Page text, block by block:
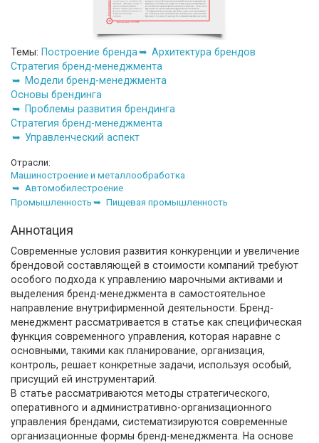
Темы: Построение бренда
Архитектура брендов
Стратегия бренд-менеджмента
Модели бренд-менеджмента
Основы брендинга
Проблемы развития брендинга
Стратегия бренд-менеджмента
Управленческий аспект
Отрасли:
Машиностроение и металлообработка
Автомобилестроение
Промышленность
Пищевая промышленность
Аннотация
Современные условия развития конкуренции и увеличение
брендовой составляющей в стоимости компаний требуют
особого подхода к управлению марочными активами и
выделения бренд-менеджмента в самостоятельное
направление внутрифирменной деятельности. Бренд-
менеджмент рассматривается в статье как специфическая
функция современного управления, которая наравне с
основными, такими как планирование, организация,
контроль, решает конкретные задачи, используя особый,
присущий ей инструментарий.
В статье рассматриваются методы стратегического,
оперативного и административно-организационного
управления брендами, систематизируются современные
организационные формы бренд-менеджмента. На основе